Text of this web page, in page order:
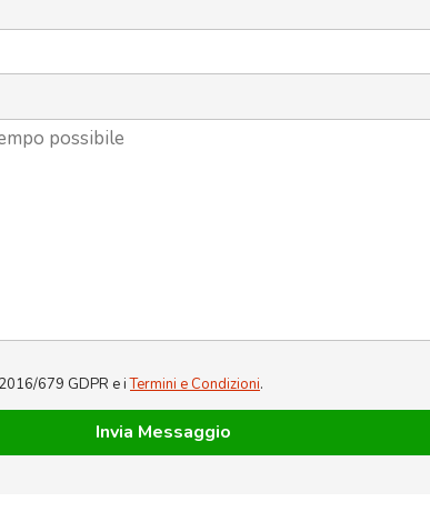
679 GDPR e iTermini e Condizioni.